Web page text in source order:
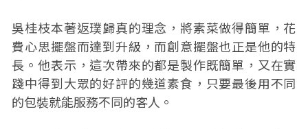
吳桂枝本著返璞歸真的理念，將素菜做得簡單，花
費心思擺盤而達到升級，而創意擺盤也正是他的特
長。他表示，這次帶來的都是製作既簡單，又在實
踐中得到大眾的好評的幾道素食，只要最後用不同
的包裝就能服務不同的客人。